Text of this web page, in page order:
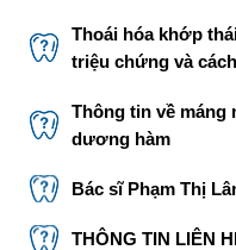
Thoái hóa khớp
triệu chứng và
Thông tin về máng
dương hàm
Bác sĩ Phạm Thị
THÔNG TIN LIÊN